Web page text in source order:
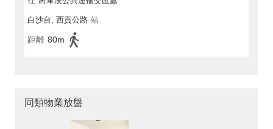
白沙台, 西貢公路 站
距離 80m
同類物業放盤